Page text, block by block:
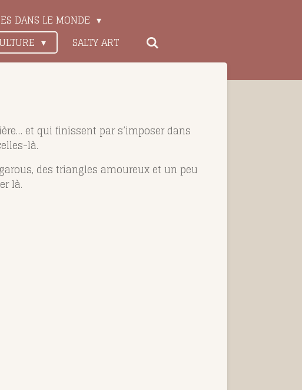
DANS LE MONDE
SALTY ART
et qui finissent par s’imposer dans
là.
des triangles amoureux et un peu
là.